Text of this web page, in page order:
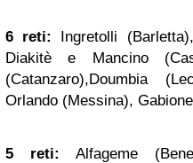
6 reti:
Ingretolli
Diakitè e Mancino
(Catanzaro),Doumbia
Orlando (Messina),
5 reti:
Alfageme